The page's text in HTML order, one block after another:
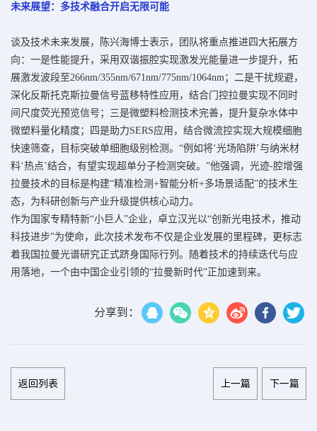
未来展望：多技术融合开启无限可能
谈及技术未来发展，陈兴海博士表示，团队将重点推进四大拓展方
向：一是性能提升，采用双谐振腔实现激发光能量进一步提升，拓
展激发波段至266nm/355nm/671nm/775nm/1064nm；二是干扰规避，
深化反斯托克斯拉曼信号蓝移特性应用，结合门控拉曼实现不同时
间尺度荧光预览信号；三是微塑料检测技术完善，提升复杂水体中
微塑料量化精度；四是助力SERS应用，结合微流控实现大规模细胞
快速筛查，目标突破单细胞级别检测。“例如将‘光场陷阱’与纳米材
料‘热点’结合，有望实现超单分子检测突破。”他强调，光迹-腔增强
拉曼技术的目标是构建“精准检测+智能分析+多场景适配”的技术生
态，为科研创新与产业升级提供核心动力。
作为国家专精特新“小巨人”企业，卓立汉光以“创新光电技术，推动
科技进步”为使命，此次技术发布不仅是企业发展的里程碑，更标志
着我国拉曼光谱研究正式跻身国际行列。随着技术的持续迭代与应
用落地，一个由中国企业引领的“拉曼新时代”正加速到来。
分享到：
返回列表 上一篇 下一篇